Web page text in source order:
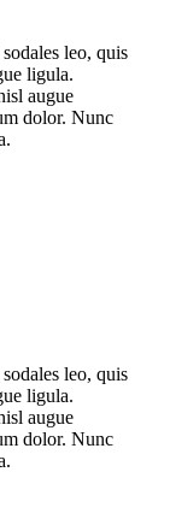
leo, quis
ligula.
augue
dolor. Nunc
leo, quis
ligula.
augue
dolor. Nunc